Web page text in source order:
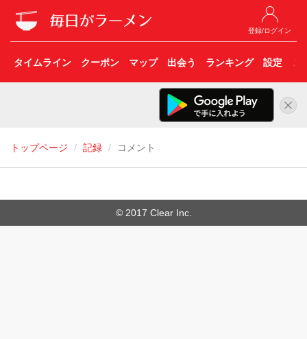
登録/ログイン
タイムライン クーポン マップ 出会う ランキング 設定 こ
トップページ 記録 コメント
© 2017 Clear Inc.